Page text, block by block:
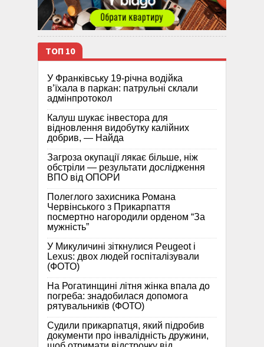
ТОП 10
У Франківську 19-річна водійка
в’їхала в паркан: патрульні склали
адмінпротокол
Калуш шукає інвестора для
відновлення видобутку калійних
добрив, — Найда
Загроза окупації лякає більше, ніж
обстріли — результати дослідження
ВПО від ОПОРИ
Полеглого захисника Романа
Червінського з Прикарпаття
посмертно нагородили орденом “За
мужність”
У Микуличині зіткнулися Peugeot і
Lexus: двох людей госпіталізували
(ФОТО)
На Рогатинщині літня жінка впала до
погреба: знадобилася допомога
рятувальників (ФОТО)
Судили прикарпатця, який підробив
документи про інвалідність дружини,